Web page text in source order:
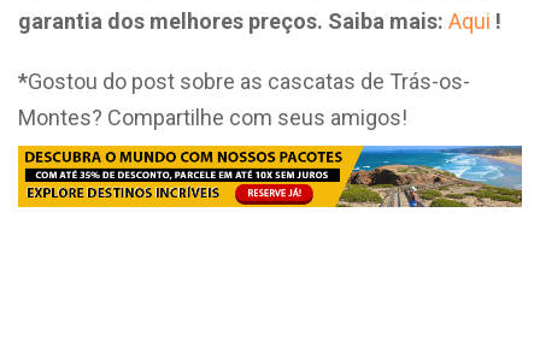
garantia dos melhores preços. Saiba mais: Aqui !
*Gostou do post sobre as cascatas de Trás-os-
Montes? Compartilhe com seus amigos!